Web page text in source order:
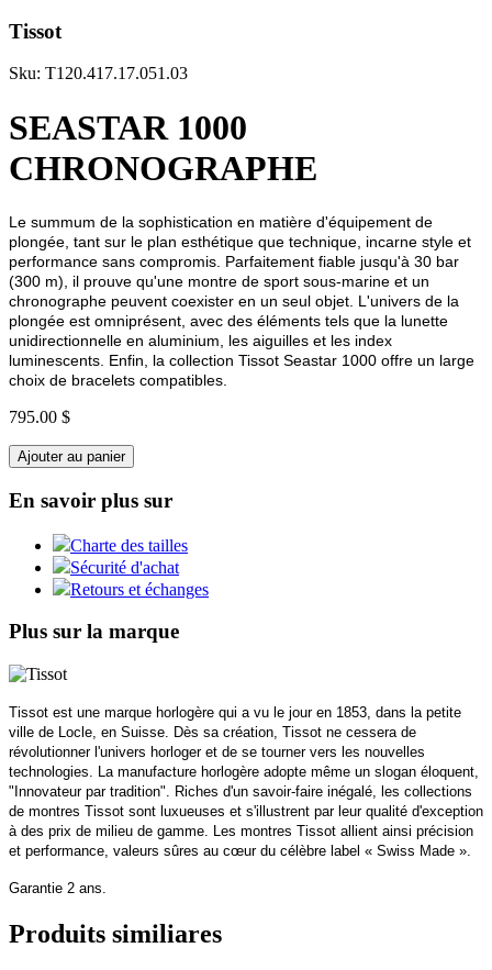
Tissot
Sku: T120.417.17.051.03
SEASTAR 1000
CHRONOGRAPHE
Le summum de la sophistication en matière d'équipement de
plongée, tant sur le plan esthétique que technique, incarne style et
performance sans compromis. Parfaitement fiable jusqu'à 30 bar
(300 m), il prouve qu'une montre de sport sous-marine et un
chronographe peuvent coexister en un seul objet. L'univers de la
plongée est omniprésent, avec des éléments tels que la lunette
unidirectionnelle en aluminium, les aiguilles et les index
luminescents. Enfin, la collection Tissot Seastar 1000 offre un large
choix de bracelets compatibles.
795.00 $
Ajouter au panier
En savoir plus sur
Charte des tailles
Sécurité d'achat
Retours et échanges
Plus sur la marque
Tissot est une marque horlogère qui a vu le jour en 1853, dans la petite
ville de Locle, en Suisse. Dès sa création, Tissot ne cessera de
révolutionner l'univers horloger et de se tourner vers les nouvelles
technologies. La manufacture horlogère adopte même un slogan éloquent,
"Innovateur par tradition". Riches d'un savoir-faire inégalé, les collections
de montres Tissot sont luxueuses et s'illustrent par leur qualité d'exception
à des prix de milieu de gamme. Les montres Tissot allient ainsi précision
et performance, valeurs sûres au cœur du célèbre label « Swiss Made ».
Garantie 2 ans.
Produits similiares